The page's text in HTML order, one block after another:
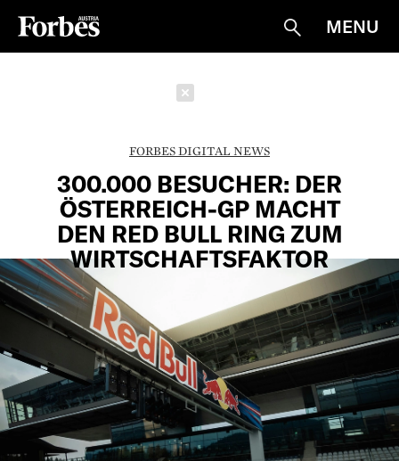
Suche
MENU
FORBES DIGITAL NEWS
300.000 BESUCHER: DER
ÖSTERREICH-GP MACHT
DEN RED BULL RING ZUM
WIRTSCHAFTSFAKTOR